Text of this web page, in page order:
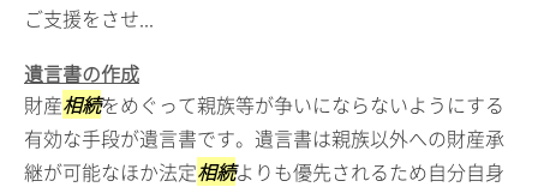
ご支援をさせ...
遺言書の作成
財産相続をめぐって親族等が争いにならないようにする
有効な手段が遺言書です。遺言書は親族以外への財産承
継が可能なほか法定相続よりも優先されるため自分自身